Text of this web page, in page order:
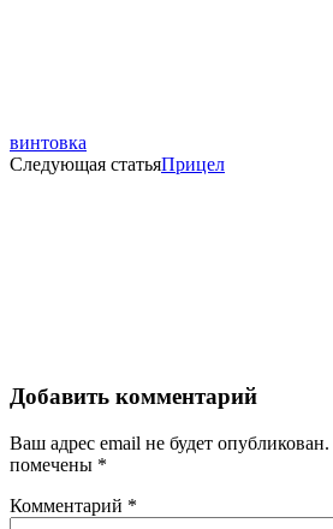
винтовка
Следующая статьяПрицел
Добавить комментарий
Ваш адрес email не будет опубликован.
помечены *
Комментарий *